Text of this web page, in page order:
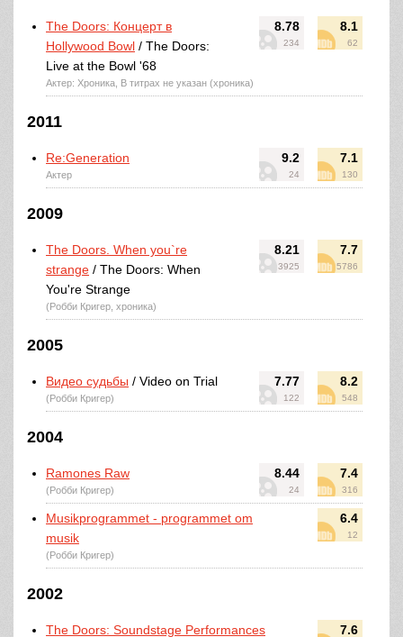
8.78
234
8.1
62
The Doors: Концерт в
Hollywood Bowl / The Doors:
Live at the Bowl '68
Актер: Хроника, В титрах не указан (хроника)
2011
9.2
24
7.1
130
Re:Generation
Актер
2009
8.21
3925
7.7
5786
The Doors. When you`re
strange / The Doors: When
You're Strange
(Робби Кригер, хроника)
2005
7.77
122
8.2
548
Видео судьбы / Video on Trial
(Робби Кригер)
2004
8.44
24
7.4
316
Ramones Raw
(Робби Кригер)
6.4
12
Musikprogrammet - programmet om
musik
(Робби Кригер)
2002
7.6
The Doors: Soundstage Performances